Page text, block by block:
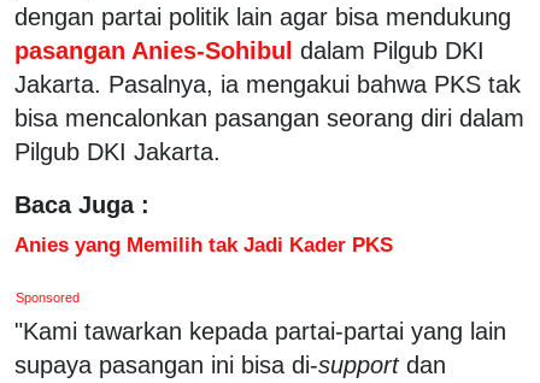
dengan partai politik lain agar bisa mendukung
pasangan Anies-Sohibul dalam Pilgub DKI
Jakarta. Pasalnya, ia mengakui bahwa PKS tak
bisa mencalonkan pasangan seorang diri dalam
Pilgub DKI Jakarta.
Baca Juga :
Anies yang Memilih tak Jadi Kader PKS
Sponsored
"Kami tawarkan kepada partai-partai yang lain
supaya pasangan ini bisa di-supportdan